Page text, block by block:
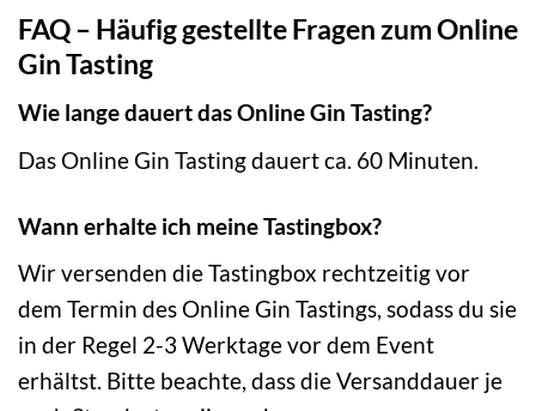
FAQ – Häufig gestellte Fragen zum Online
Gin Tasting
Wie lange dauert das Online Gin Tasting?
Das Online Gin Tasting dauert ca. 60 Minuten.
Wann erhalte ich meine Tastingbox?
Wir versenden die Tastingbox rechtzeitig vor
dem Termin des Online Gin Tastings, sodass du sie
in der Regel 2-3 Werktage vor dem Event
erhältst. Bitte beachte, dass die Versanddauer je